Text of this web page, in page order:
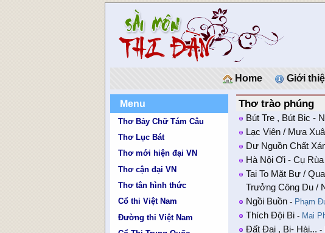
Home Giới
Menu
Thơ Bảy Chữ Tám Câu
Thơ Lục Bát
Thơ mới hiện đại VN
Thơ cận đại VN
Thơ tân hình thức
Cổ thi Việt Nam
Đường thi Việt Nam
Thơ trào phúng
Bút Tre , Bút Bic -
Lạc Viên / Mưa
Dư Nguồn Chất
Hà Nội Ơi - Cụ
Tai To Mặt Bự /
Trưởng Công Du /
Ngồi Buồn - Phạm
Thích Đội Bi - Mai
Đất Đai , Bi- Hài... -